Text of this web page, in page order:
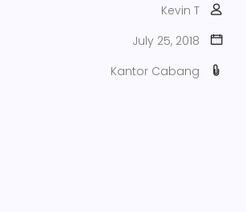
Kevin T
July 25, 2018
Kantor Cabang